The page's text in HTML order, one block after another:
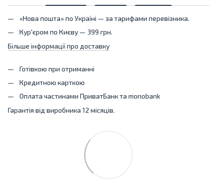
«Нова пошта» по Україні — за тарифами перевізника.
Кур'єром по Києву — 399 грн.
Більше інформації про доставку
Готівкою при отриманні
Кредитною карткою
Оплата частинами ПриватБанк та monobank
Гарантія від виробника 12 місяців.